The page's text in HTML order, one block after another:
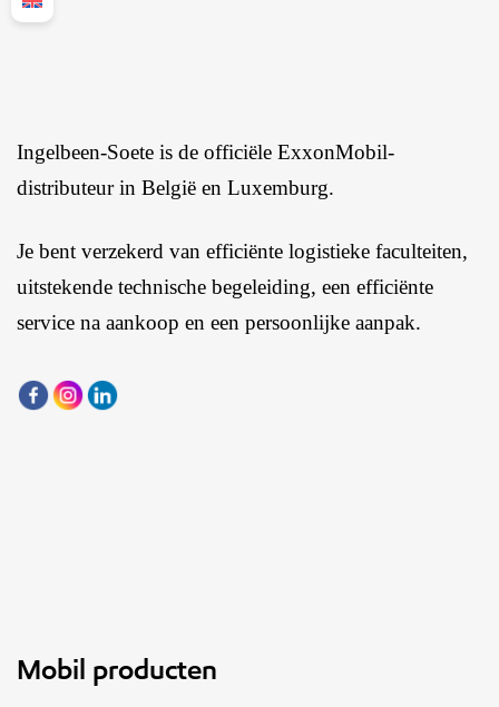
Ingelbeen-Soete is de officiële ExxonMobil-
distributeur in België en Luxemburg.
Je bent verzekerd van efficiënte logistieke faculteiten,
uitstekende technische begeleiding, een efficiënte
service na aankoop en een persoonlijke aanpak.
Mobil producten